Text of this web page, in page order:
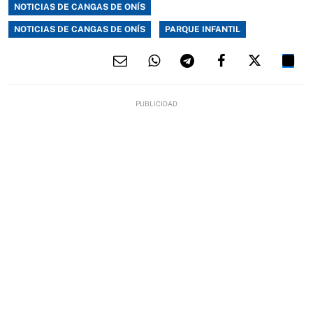
NOTICIAS DE CANGAS DE ONÍS
NOTICIAS DE CANGAS DE ONÍS PARQUE INFANTIL